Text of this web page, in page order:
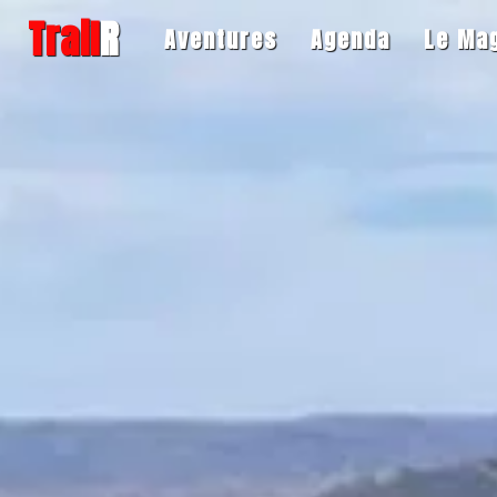
TrailR Aventures Agenda Le